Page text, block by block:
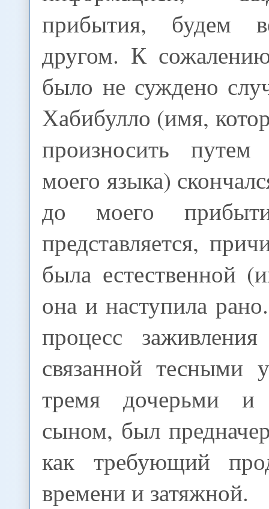
прибытия, будем
другом. К
было не суждено
Хабибулло (имя,
произносить путем
моего языка)
до моего
представляется,
была естественной
она и наступила
процесс
связанной тесными
тремя дочерьми
сыном, был
как требующий
времени и затяжной.